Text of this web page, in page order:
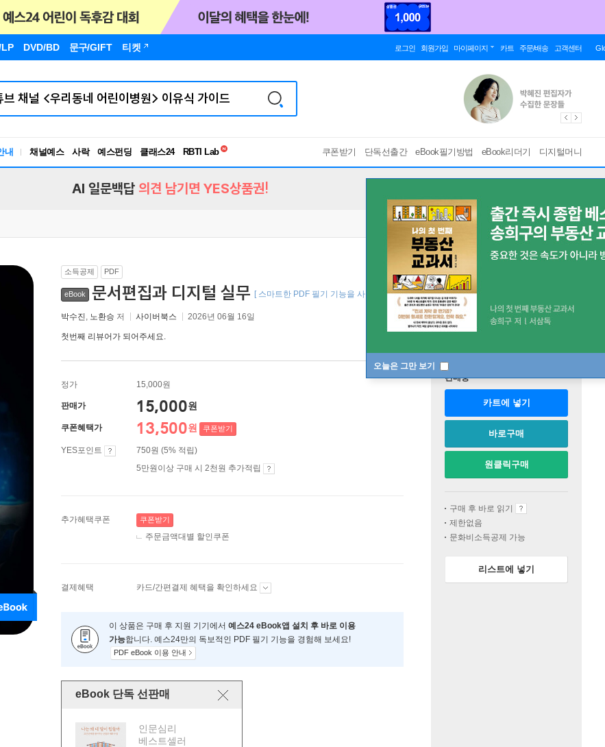
DVD/BD 문구/GIFT 티켓 로그인 회원가입 마이페이지 카트 주문/배송 고객센터
내 채널예스 사락 예스펀딩 클래스24
독서유형검사
쿠폰받기 단독선출간 eBook필기방법 eBook리더기 디지털머니
오늘은 그만 보기
AI 일문백답 의견 남기면 YES상품권!
소득공제 PDF
eBook 문서편집과 디지털 실무 [ 스마트한 PDF 필기 기능을 사용해 보세요! ]
박수진 , 노환승 저 사이버북스 2026년 06월 16일
첫번째 리뷰어가 되어주세요.
정가 15,000원
판매가 15,000원
쿠폰혜택가 13,500원 쿠폰받기
YES포인트
750원 (5% 적립)
5만원이상 구매 시 2천원 추가적립
추가혜택쿠폰 쿠폰받기
주문금액대별 할인쿠폰
결제혜택 카드/간편결제 혜택을 확인하세요
이 상품은 구매 후 지원 기기에서 예스24 eBook앱 설치 후 바로 이용
가능합니다. 예스24만의 독보적인 PDF 필기 기능을 경험해 보세요!
PDF eBook 이용 안내
eBook 단독 선판매
인문심리
베스트셀러
판매중
카트에 넣기
바로구매
원클릭구매
구매 후 바로 읽기
제한없음
문화비소득공제 가능
리스트에 넣기